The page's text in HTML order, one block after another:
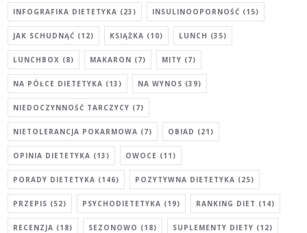
INFOGRAFIKA DIETETYKA (23) INSULINOOPORNOŚĆ (15)
JAK SCHUDNĄĆ (12) KSIĄŻKA (10) LUNCH (35)
LUNCHBOX (8) MAKARON (7) MITY (7)
NA PÓŁCE DIETETYKA (13) NA WYNOS (39)
NIEDOCZYNNOŚĆ TARCZYCY (7)
NIETOLERANCJA POKARMOWA (7) OBIAD (21)
OPINIA DIETETYKA (13) OWOCE (11)
PORADY DIETETYKA (146) POZYTYWNA DIETETYKA (25)
PRZEPIS (52) PSYCHODIETETYKA (19) RANKING DIET (14)
RECENZJA (18) SEZONOWO (18) SUPLEMENTY DIETY (12)